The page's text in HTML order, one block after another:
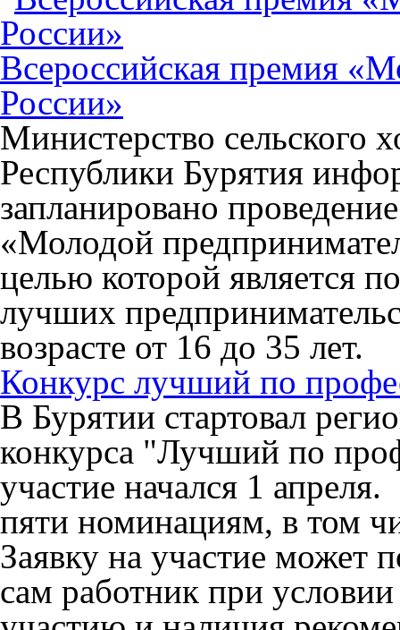
Всероссийская премия
России»
Министерство сельского
Республики Бурятия
запланировано
«Молодой
целью которой является
лучших
возрасте от 16 до 35 лет.
Конкурс лучший по
В Бурятии стартовал
конкурса "Лучший по
участие начался 1
пяти номинациям, в том
Заявку на участие может
сам работник при